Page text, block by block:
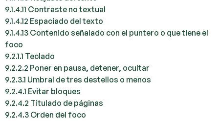
9.1.4.11 Contraste no textual
9.1.4.12 Espaciado del texto
9.1.4.13 Contenido señalado con el puntero o que tiene el
foco
9.2.1.1 Teclado
9.2.2.2 Poner en pausa, detener, ocultar
9.2.3.1 Umbral de tres destellos o menos
9.2.4.1 Evitar bloques
9.2.4.2 Titulado de páginas
9.2.4.3 Orden del foco